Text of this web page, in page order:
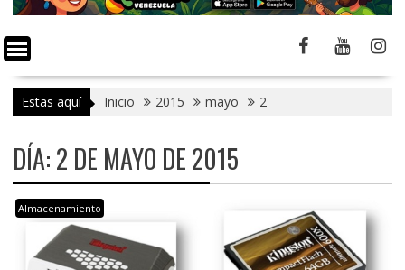
Estas aquí Inicio 2015 mayo 2
DÍA:2 DE MAYO DE 2015
Almacenamiento